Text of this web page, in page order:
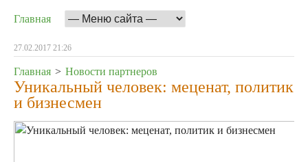
Главная
27.02.2017 21:26
Главная > Новости партнеров
Уникальный человек: меценат, политик
и бизнесмен